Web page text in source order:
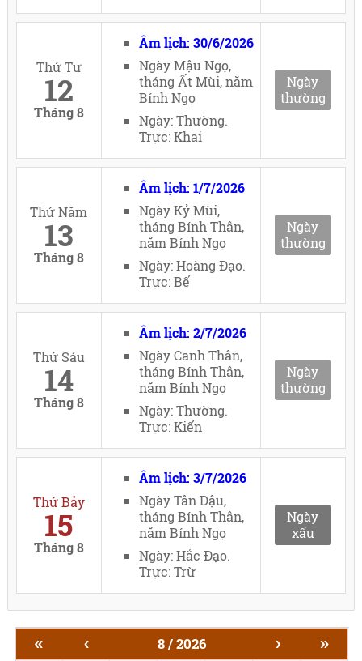
Thứ Tư
12
Tháng 8
Âm lịch: 30/6/2026
Ngày Mậu Ngọ,
tháng Ất Mùi, năm
Bính Ngọ
Ngày: Thường.
Trực: Khai
Ngày
thường
Thứ Năm
13
Tháng 8
Âm lịch: 1/7/2026
Ngày Kỷ Mùi,
tháng Bính Thân,
năm Bính Ngọ
Ngày: Hoàng Đạo.
Trực: Bế
Ngày
thường
Thứ Sáu
14
Tháng 8
Âm lịch: 2/7/2026
Ngày Canh Thân,
tháng Bính Thân,
năm Bính Ngọ
Ngày: Thường.
Trực: Kiến
Ngày
thường
Thứ Bảy
15
Tháng 8
Âm lịch: 3/7/2026
Ngày Tân Dậu,
tháng Bính Thân,
năm Bính Ngọ
Ngày: Hắc Đạo.
Trực: Trừ
Ngày
xấu
« ‹ 8 / 2026 › »